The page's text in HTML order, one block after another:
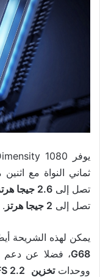
ثماني النواة مع
تصل إلى2.6 جيجا هرتز
تصل إلى 2 جيجا هرتز .
يمكن لهذه الشريحة
G68، فضلا عن دعم
ووحداتتخزين